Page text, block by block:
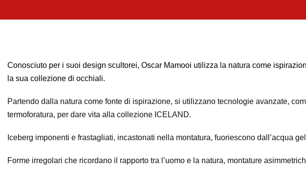
Conosciuto per i suoi design scultorei, Oscar Mamooi utilizza la natura come
la sua collezione di occhiali.
Partendo dalla natura come fonte di ispirazione, si utilizzano tecnologie avanzate,
termoforatura, per dare vita alla collezione ICELAND.
Iceberg imponenti e frastagliati, incastonati nella montatura, fuoriescono dall’acqua
Forme irregolari che ricordano il rapporto tra l’uomo e la natura, montature